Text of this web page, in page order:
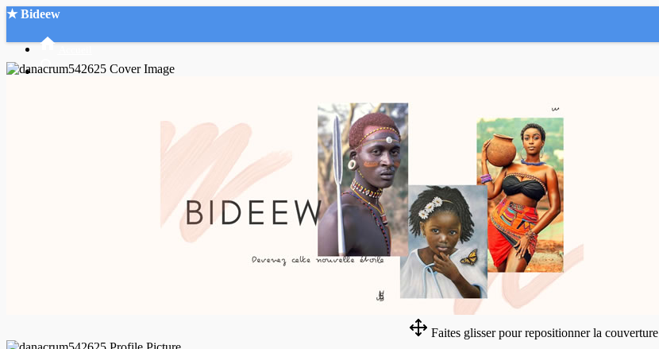
★ Bideew
Faites glisser pour repositionner la couverture